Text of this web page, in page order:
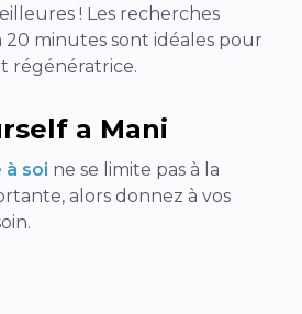
! Les recherches
minutes sont idéales pour
régénératrice.
a Mani
soi ne se limite pas à la
alors donnez à vos